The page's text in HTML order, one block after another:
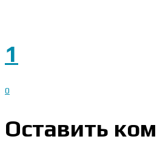
1
0
Оставить